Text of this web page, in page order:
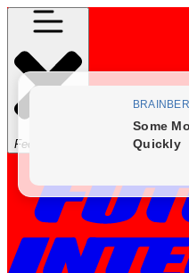
Fechar Menu